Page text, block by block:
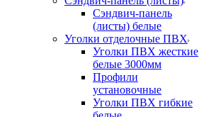
Сэндвич-панель
(листы) белые
Уголки отделочные ПВХ
Уголки ПВХ жесткие
белые 3000мм
Профили
установочные
Уголки ПВХ гибкие